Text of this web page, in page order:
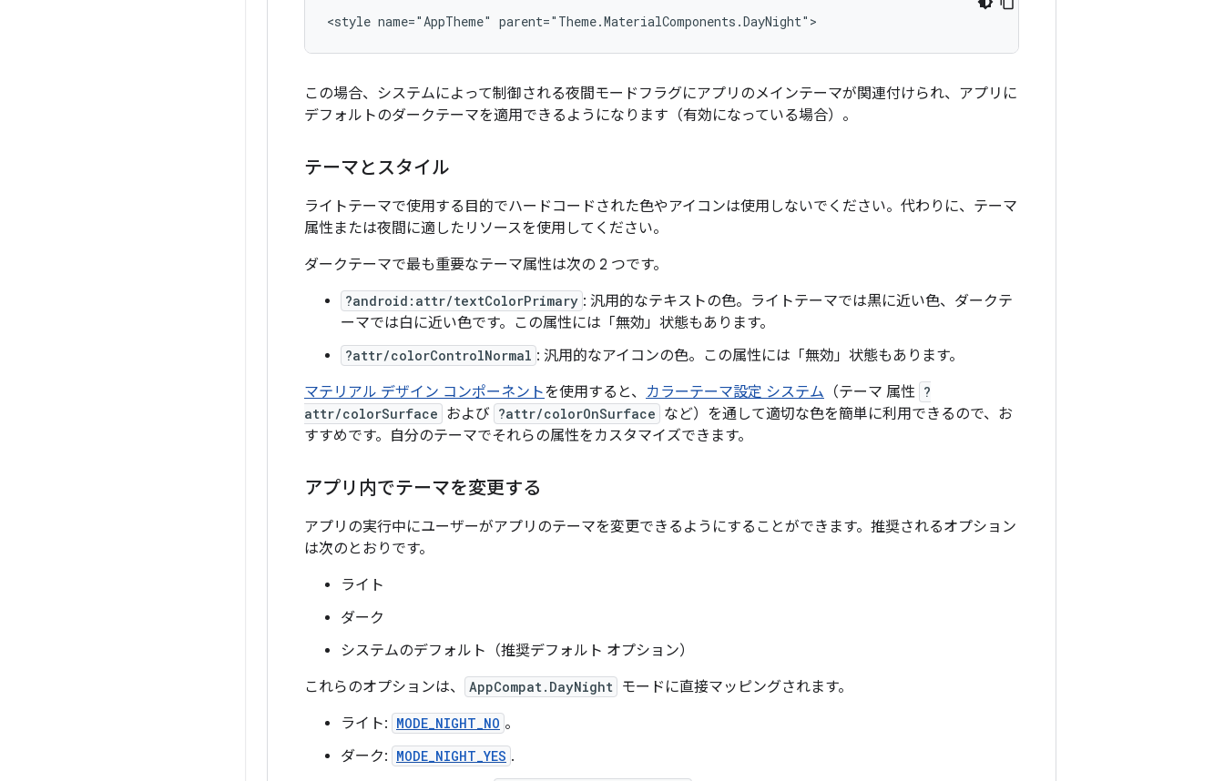
この場合、システムによって制御される夜間モードフラグにアプリのメインテーマが関連付けられ、アプリに
デフォルトのダークテーマを適用できるようになります（有効になっている場合）。
テーマとスタイル
ライトテーマで使用する目的でハードコードされた色やアイコンは使用しないでください。代わりに、テーマ
属性または夜間に適したリソースを使用してください。
ダークテーマで最も重要なテーマ属性は次の 2 つです。
?android:attr/textColorPrimary : 汎用的なテキストの色。ライトテーマでは黒に近い色、ダークテ
ーマでは白に近い色です。この属性には「無効」状態もあります。
?attr/colorControlNormal : 汎用的なアイコンの色。この属性には「無効」状態もあります。
マテリアル デザイン コンポーネントを使用すると、 カラーテーマ設定 システム （テーマ 属性 ?
attr/colorSurface および ?attr/colorOnSurface など）を通して適切な色を簡単に利用できるので、お
すすめです。自分のテーマでそれらの属性をカスタマイズできます。
アプリ内でテーマを変更する
アプリの実行中にユーザーがアプリのテーマを変更できるようにすることができます。推奨されるオプション
は次のとおりです。
ライト
ダーク
システムのデフォルト（推奨デフォルト オプション）
これらのオプションは、
AppCompat.DayNight モードに直接マッピングされます。
ライト: MODE_NIGHT_NO 。
ダーク: MODE_NIGHT_YES .